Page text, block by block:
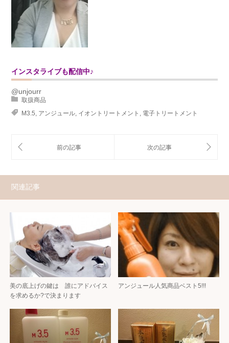
インスタライブも配信中♪
@unjourr
取扱商品
M3.5, アンジュール, イオントリートメント , 電子トリートメント
関連記事
美の底上げの鍵は 誰にアドバイス
を求めるか?で決まります
アンジュール人気商品ベスト5!!!